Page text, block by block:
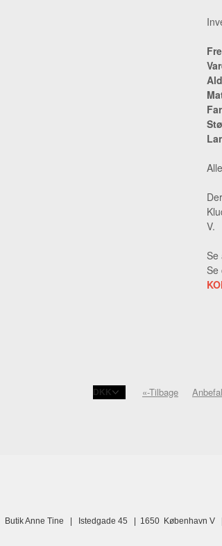
V.
Se
Se
«-Tilbage Anbefal
Butik Anne Tine | Istedgade 45 | 1650 København